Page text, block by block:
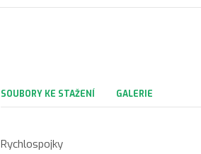
SOUBORY KE STAŽENÍ GALERIE
Rychlospojky